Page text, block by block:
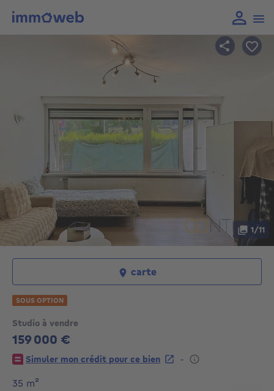
Studio à vendre
159 000 €
159000€
Simuler mon crédit pour ce bien
-
35 m²
1/11
carte
SOUS OPTION